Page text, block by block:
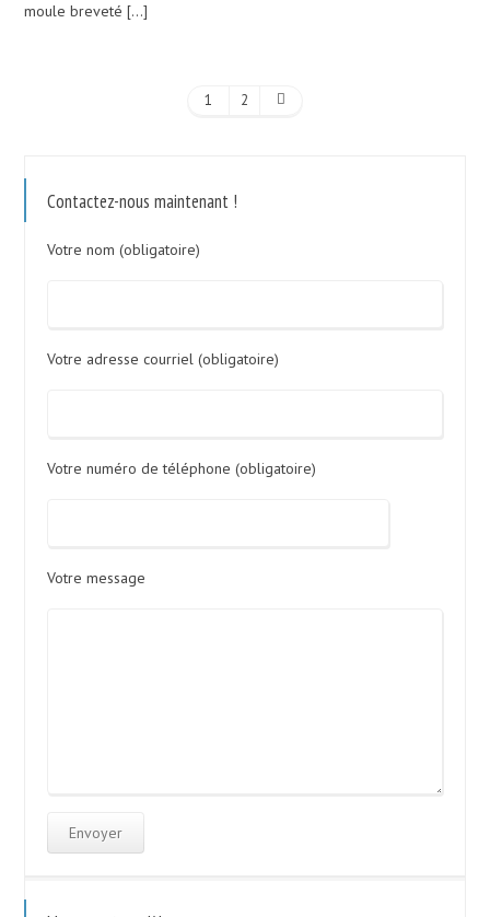
moule breveté […]
1 2
Contactez-nous maintenant !
Votre nom (obligatoire)
Votre adresse courriel (obligatoire)
Votre numéro de téléphone (obligatoire)
Votre message